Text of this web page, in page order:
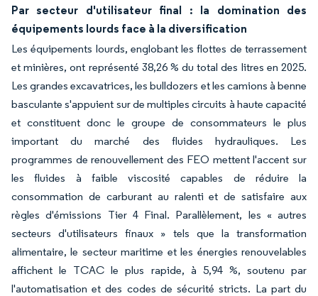
Par secteur d'utilisateur final : la domination des
équipements lourds face à la diversification
Les équipements lourds, englobant les flottes de terrassement
et minières, ont représenté 38,26 % du total des litres en 2025.
Les grandes excavatrices, les bulldozers et les camions à benne
basculante s'appuient sur de multiples circuits à haute capacité
et constituent donc le groupe de consommateurs le plus
important du marché des fluides hydrauliques. Les
programmes de renouvellement des FEO mettent l'accent sur
les fluides à faible viscosité capables de réduire la
consommation de carburant au ralenti et de satisfaire aux
règles d'émissions Tier 4 Final. Parallèlement, les « autres
secteurs d'utilisateurs finaux » tels que la transformation
alimentaire, le secteur maritime et les énergies renouvelables
affichent le TCAC le plus rapide, à 5,94 %, soutenu par
l'automatisation et des codes de sécurité stricts. La part du